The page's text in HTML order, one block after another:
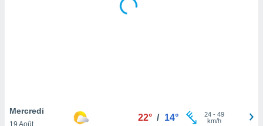
pas
de
Mercredi
19 Août
22° / 14° 24- 49
km/h